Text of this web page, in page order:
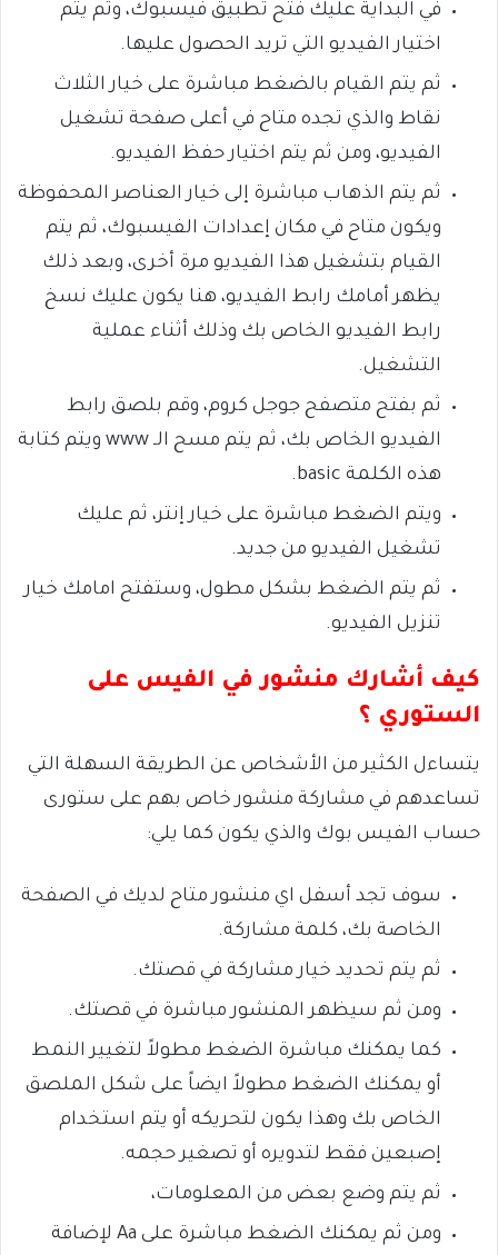
في البداية عليك فتح تطبيق فيسبوك، وثم يتم
اختيار الفيديو التي تريد الحصول عليها.
ثم يتم القيام بالضغط مباشرة على خيار الثلاث
نقاط والذي تجده متاح في أعلى صفحة تشغيل
الفيديو، ومن ثم يتم اختيار حفظ الفيديو.
ثم يتم الذهاب مباشرة إلى خيار العناصر المحفوظة
ويكون متاح في مكان إعدادات الفيسبوك، ثم يتم
القيام بتشغيل هذا الفيديو مرة أخرى، وبعد ذلك
يظهر أمامك رابط الفيديو، هنا يكون عليك نسخ
رابط الفيديو الخاص بك وذلك أثناء عملية
التشغيل.
ثم بفتح متصفح جوجل كروم، وقم بلصق رابط
الفيديو الخاص بك، ثم يتم مسح الـ www ويتم كتابة
هذه الكلمة basic.
ويتم الضغط مباشرة على خيار إنتر، ثم عليك
تشغيل الفيديو من جديد.
ثم يتم الضغط بشكل مطول، وستفتح امامك خيار
تنزيل الفيديو.
كيف أشارك منشور في الفيس على
الستوري ؟
يتساءل الكثير من الأشخاص عن الطريقة السهلة التي
تساعدهم في مشاركة منشور خاص بهم على ستورى
حساب الفيس بوك والذي يكون كما يلي:
سوف تجد أسفل اي منشور متاح لديك في الصفحة
الخاصة بك، كلمة مشاركة.
ثم يتم تحديد خيار مشاركة في قصتك.
ومن ثم سيظهر المنشور مباشرة في قصتك.
كما يمكنك مباشرة الضغط مطولاً لتغيير النمط
أو يمكنك الضغط مطولاً ايضاً على شكل الملصق
الخاص بك وهذا يكون لتحريكه أو يتم استخدام
إصبعين فقط لتدويره أو تصغير حجمه.
ثم يتم وضع بعض من المعلومات،
ومن ثم يمكنك الضغط مباشرة على Aa لإضافة